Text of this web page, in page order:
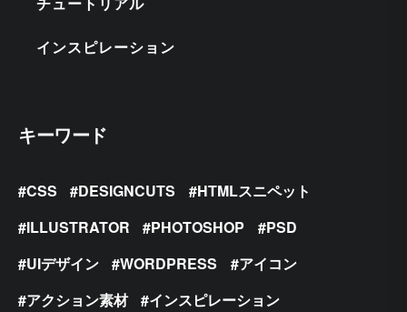
インスピレーション
キーワード
CSS DESIGNCUTS
HTMLスニペット
ILLUSTRATOR
PHOTOSHOP
PSD
UIデザイン
WORDPRESS
アイコン
アクション素材
インスピレーション